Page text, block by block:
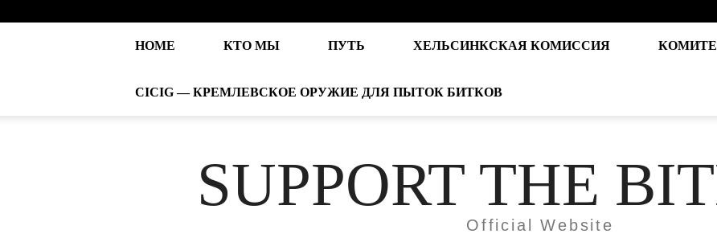
HOME КТО МЫ ПУТЬ ХЕЛЬСИНКСКАЯ КОМИССИЯ
CICIG — КРЕМЛЕВСКОЕ ОРУЖИЕ ДЛЯ ПЫТОК БИТКОВ
SUPPORT THE
Official Website